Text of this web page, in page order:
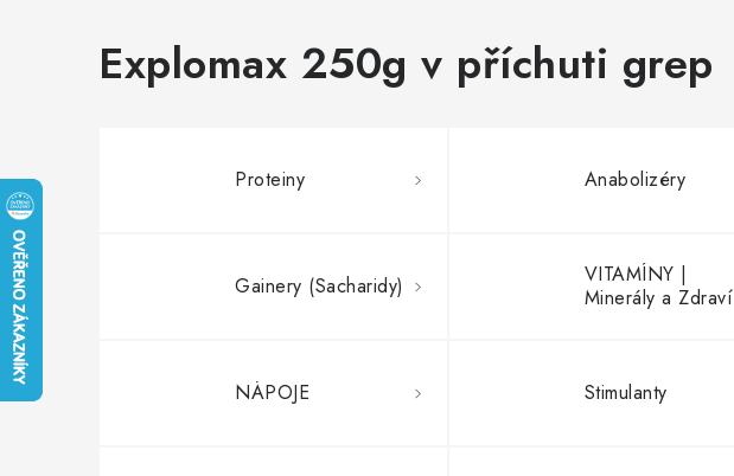
Explomax 250g v příchuti grep
Proteiny Anabolizéry
Gainery (Sacharidy)
VITAMÍNY |
Minerály a Zdraví
NÁPOJE Stimulanty